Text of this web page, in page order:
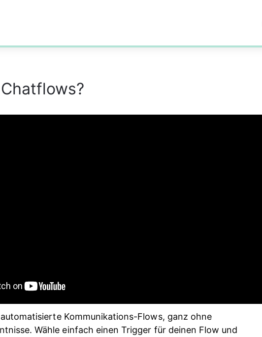
Kommunikations-Flows, ganz ohne
Wähle einfach einen Trigger für deinen Flow und